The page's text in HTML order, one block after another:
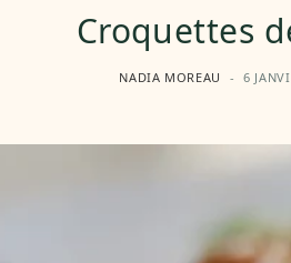
Croquettes
NADIA MOREAU 6